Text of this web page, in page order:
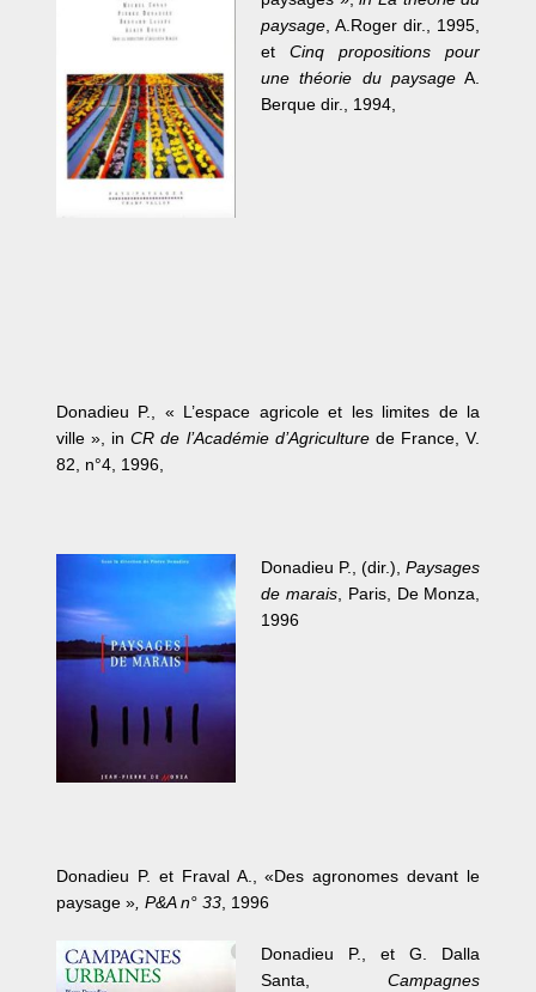
paysage , A.Roger dir., 1995,
etCinq propositions pour
une théorie du paysage A.
Berque dir., 1994,
Donadieu P., « L’espace agricole et les limites de la
ville », inCR de l’Académie d’Agriculturede France, V.
82, n°4, 1996,
Donadieu P., (dir.),Paysages
de marais , Paris, De Monza,
1996
Donadieu P. et Fraval A., «Des agronomes devant le
paysage », P&A n° 33, 1996
Donadieu P., et G. Dalla
Santa,Campagnes